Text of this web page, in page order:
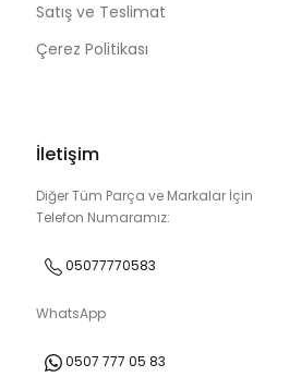
Satış ve Teslimat
Çerez Politikası
İletişim
Diğer Tüm Parça ve Markalar İçin
Telefon Numaramız:
05077770583
WhatsApp
0507 777 05 83